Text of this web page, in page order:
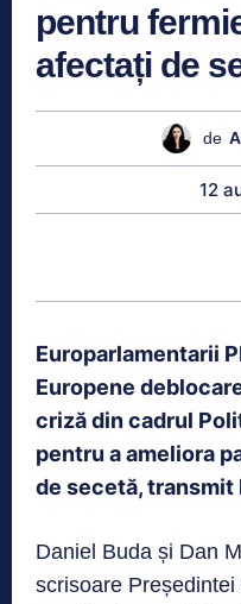
pentru
afectați de
de
12
Europarlamentarii
Europene
criză din cadrul
pentru a ameliora
de secetă, transmit
Daniel Buda și Dan
scrisoare